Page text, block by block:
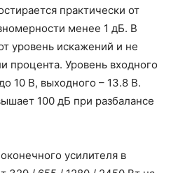
практически от
менее 1 дБ. В
уровень искажений и не
процента. Уровень входного
10 В, выходного – 13.8 В.
100 дБ при разбалансе
усилителя в